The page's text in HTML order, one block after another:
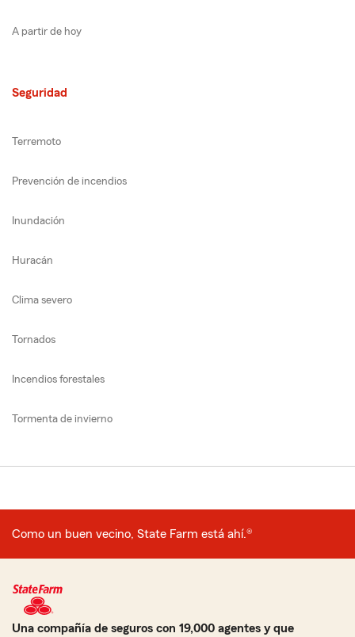
A partir de hoy
Seguridad
Terremoto
Prevención de incendios
Inundación
Huracán
Clima severo
Tornados
Incendios forestales
Tormenta de invierno
Como un buen vecino, State Farm está ahí.®
Una compañía de seguros con 19,000 agentes y que